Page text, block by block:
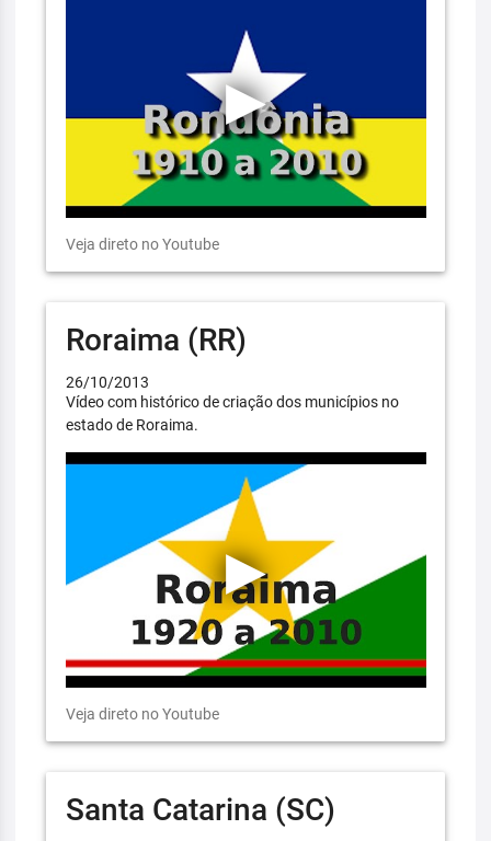
Veja direto no Youtube
Roraima (RR)
26/10/2013
Vídeo com histórico de criação dos municípios no
estado de Roraima.
Veja direto no Youtube
Santa Catarina (SC)